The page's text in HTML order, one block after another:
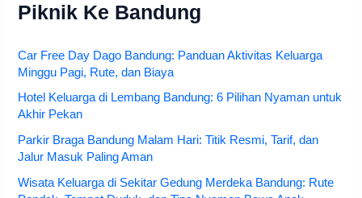
Piknik Ke Bandung
Car Free Day Dago Bandung: Panduan Aktivitas Keluarga
Minggu Pagi, Rute, dan Biaya
Hotel Keluarga di Lembang Bandung: 6 Pilihan Nyaman untuk
Akhir Pekan
Parkir Braga Bandung Malam Hari: Titik Resmi, Tarif, dan
Jalur Masuk Paling Aman
Wisata Keluarga di Sekitar Gedung Merdeka Bandung: Rute